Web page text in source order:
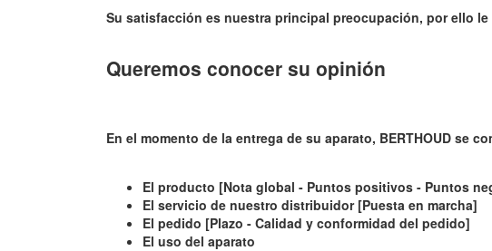
Su satisfacción es nuestra principal preocupación, por ello
Queremos conocer su opinión
En el momento de la entrega de su aparato, BERTHOUD se
El producto [Nota global - Puntos positivos - Puntos
El servicio de nuestro distribuidor [Puesta en marcha]
El pedido [Plazo - Calidad y conformidad del pedido]
El uso del aparato